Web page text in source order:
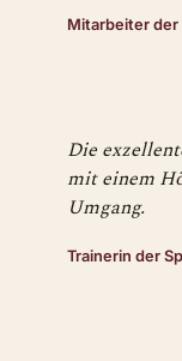
Mitarbeiter der
Die
mit einem
Umgang.
Trainerin der